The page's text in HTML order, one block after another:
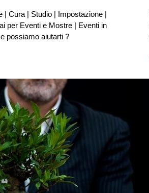
| Cura | Studio | Impostazione |
per Eventi e Mostre | Eventi in
possiamo aiutarti ?